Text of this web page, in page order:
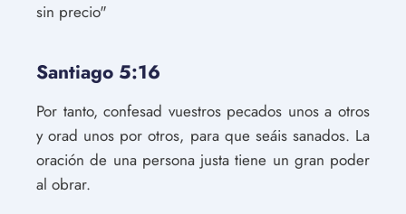
sin precio"
Santiago 5:16
Por tanto, confesad vuestros pecados unos a otros
y orad unos por otros, para que seáis sanados. La
oración de una persona justa tiene un gran poder
al obrar.